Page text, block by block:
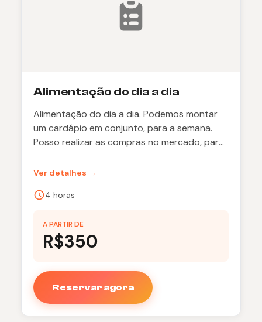
Alimentação do dia a dia
Alimentação do dia a dia. Podemos montar
um cardápio em conjunto, para a semana.
Posso realizar as compras no mercado, para
Ver detalhes →
4 horas
A PARTIR DE
R$350
Reservar agora